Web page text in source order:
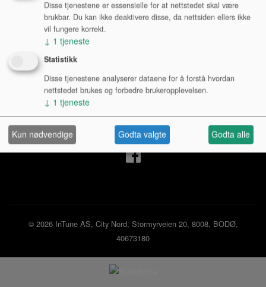
Mine sider
Logg inn privatperson
Logg inn bedrift
Ny kunde
Kjøpsbetingelser Personvernerklæring
© 2026 InTune AS, City Nord, Stormyrveien 20, 8008, BODØ,
40673180
Disse tjenestene er essensielle for at nettstedet skal være
brukbar. Du kan ikke deaktivere disse, da nettsiden ellers ikke
vil fungere korrekt.
↓ 1 tjeneste
Statistikk
Disse tjenestene analyserer dataene for å forstå hvordan
nettstedet brukes og forbedre brukeropplevelsen.
↓ 1 tjeneste
Kun nødvendige Godta valgte Godta alle